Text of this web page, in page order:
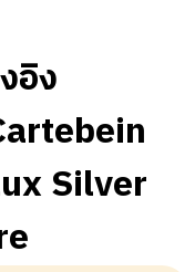
อิง
Silver